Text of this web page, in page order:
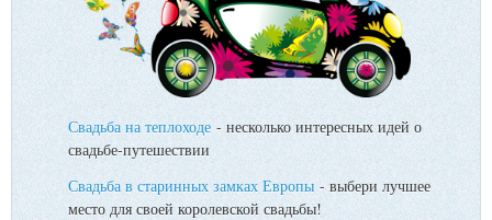
Свадьба на теплоходе - несколько интересных идей о
свадьбе-путешествии
Свадьба в старинных замках Европы - выбери лучшее
место для своей королевской свадьбы!